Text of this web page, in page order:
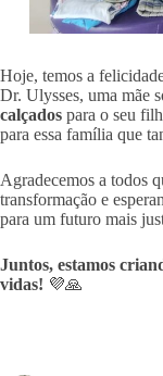
Hoje, temos a
Dr. Ulysses, uma mãe
calçados para o seu
para essa família que
Agradecemos a todos
transformação e
para um futuro mais
Juntos, estamos
vidas! 💜🙏